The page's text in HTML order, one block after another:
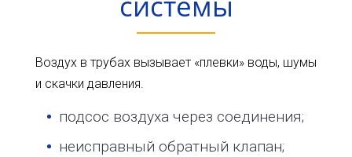
Воздух в трубах вызывает «плевки» воды, шумы
и скачки давления.
подсос воздуха через соединения;
неисправный обратный клапан;